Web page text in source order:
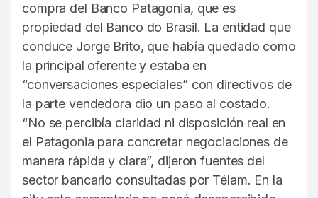
compra del Banco Patagonia, que es
propiedad del Banco do Brasil. La entidad que
conduce Jorge Brito, que había quedado como
la principal oferente y estaba en
“conversaciones especiales” con directivos de
la parte vendedora dio un paso al costado.
“No se percibía claridad ni disposición real en
el Patagonia para concretar negociaciones de
manera rápida y clara”, dijeron fuentes del
sector bancario consultadas por Télam. En la